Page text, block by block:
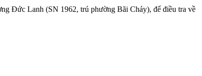
Đức Lanh (SN 1962, trú phường Bãi Cháy), để điều tra về